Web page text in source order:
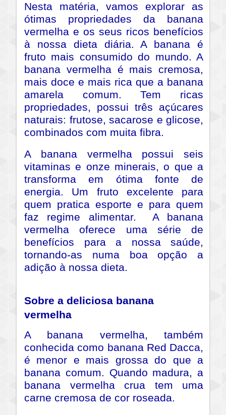
Nesta matéria, vamos explorar as
ótimas propriedades da banana
vermelha e os seus ricos benefícios
à nossa dieta diária. A banana é
fruto mais consumido do mundo. A
banana vermelha é mais cremosa,
mais doce e mais rica que a banana
amarela comum. Tem ricas
propriedades, possui três açúcares
naturais: frutose, sacarose e glicose,
combinados com muita fibra.
A banana vermelha possui seis
vitaminas e onze minerais, o que a
transforma em ótima fonte de
energia. Um fruto excelente para
quem pratica esporte e para quem
faz regime alimentar. A banana
vermelha oferece uma série de
benefícios para a nossa saúde,
tornando-as numa boa opção a
adição à nossa dieta.
Sobre a deliciosa banana
vermelha
A banana vermelha, também
conhecida como banana Red Dacca,
é menor e mais grossa do que a
banana comum. Quando madura, a
banana vermelha crua tem uma
carne cremosa de cor roseada.